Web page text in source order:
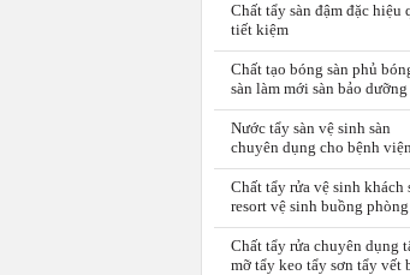
Chất tẩy sàn đậm đặc hiệu
tiết kiệm
Chất tạo bóng sàn phủ
sàn làm mới sàn bảo dưỡng
Nước tẩy sàn vệ sinh sàn
chuyên dụng cho bệnh
Chất tẩy rửa vệ sinh khách
resort vệ sinh buồng phòng
Chất tẩy rửa chuyên dụng
mỡ tẩy keo tẩy sơn tẩy vết